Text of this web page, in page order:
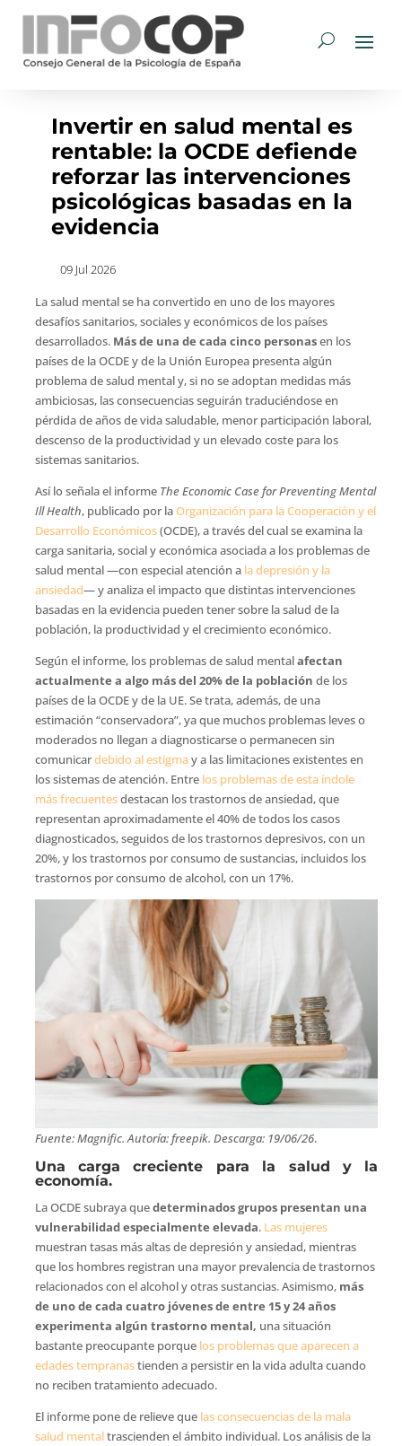
Invertir en salud mental es
rentable: la OCDE defiende
reforzar las intervenciones
psicológicas basadas en la
evidencia
09 Jul 2026
La salud mental se ha convertido en uno de los mayores
desafíos sanitarios, sociales y económicos de los países
desarrollados. Más de una de cada cinco personasen los
países de la OCDE y de la Unión Europea presenta algún
problema de salud mental y, si no se adoptan medidas más
ambiciosas, las consecuencias seguirán traduciéndose en
pérdida de años de vida saludable, menor participación laboral,
descenso de la productividad y un elevado coste para los
sistemas sanitarios.
Así lo señala el informe The Economic Case for Preventing Mental
Ill Health, publicado por laOrganización para la Cooperación y el
Desarrollo Económicos(OCDE), a través del cual se examina la
carga sanitaria, social y económica asociada a los problemas de
salud mental —con especial atención ala depresión y la
ansiedad— y analiza el impacto que distintas intervenciones
basadas en la evidencia pueden tener sobre la salud de la
población, la productividad y el crecimiento económico.
Según el informe, los problemas de salud mentalafectan
actualmente a algo más del 20% de la población de los
países de la OCDE y de la UE. Se trata, además, de una
estimación “conservadora”, ya que muchos problemas leves o
moderados no llegan a diagnosticarse o permanecen sin
comunicardebido al estigmay a las limitaciones existentes en
los sistemas de atención. Entre los problemas de esta índole
más frecuentesdestacan los trastornos de ansiedad, que
representan aproximadamente el 40% de todos los casos
diagnosticados, seguidos de los trastornos depresivos, con un
20%, y los trastornos por consumo de sustancias, incluidos los
trastornos por consumo de alcohol, con un 17%.
Fuente: Magnific. Autoría: freepik. Descarga: 19/06/26.
Una carga creciente para la salud y la
economía.
La OCDE subraya quedeterminados grupos presentan una
vulnerabilidad especialmente elevada.Las mujeres
muestran tasas más altas de depresión y ansiedad, mientras
que los hombres registran una mayor prevalencia de trastornos
relacionados con el alcohol y otras sustancias. Asimismo, más
de uno de cada cuatro jóvenes de entre 15 y 24 años
experimenta algún trastorno mental, una situación
bastante preocupante porque los problemas que aparecen a
edades tempranastienden a persistir en la vida adulta cuando
no reciben tratamiento adecuado.
El informe pone de relieve que las consecuencias de la mala
salud mentaltrascienden el ámbito individual. Los análisis de la